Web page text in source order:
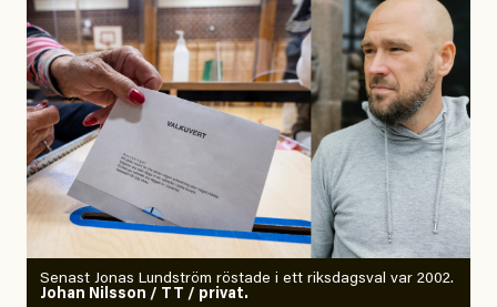
handlar artikeln om en person vars ”bakgrund skapar
splittring och oro i rörelsen”. Problemet är att artikeln
skapar betydligt mer oro i palestinarörelsen – och den
oberoende vänstern – än den porträtterade personen
eller dess bakgrund.
Det finns en väldigt enkel regel inom alla politiska
rörelser när det gäller misstänkta infiltratörer:
Antingen har en bevis på att de är infiltratörer, och då
ska en gå ut med det så fort det bara går för att skydda
Senast Jonas Lundström röstade i ett riksdagsval var 2002.
Johan Nilsson / TT / privat.